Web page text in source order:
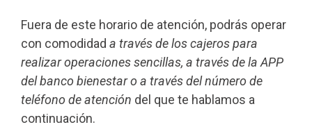
Fuera de este horario de atención, podrás operar
con comodidad a través de los cajeros para
realizar operaciones sencillas, a través de la APP
del banco bienestar o a través del número de
teléfono de atención del que te hablamos a
continuación.